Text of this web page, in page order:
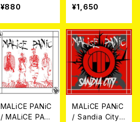
OR TOMORRO
¥880
wo pints ‘n’ a
lover （split） 7
EP
¥1,650
MALiCE PANiC
/ MALiCE PANi
MALiCE PANiC
/ Sandia City